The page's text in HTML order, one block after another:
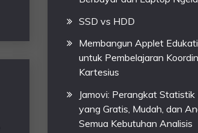
SSD vs HDD
Membangun Applet
untuk Pembelajaran
Kartesius
Jamovi: Perangkat Statistik
yang Gratis, Mudah, dan
Semua Kebutuhan Analisis